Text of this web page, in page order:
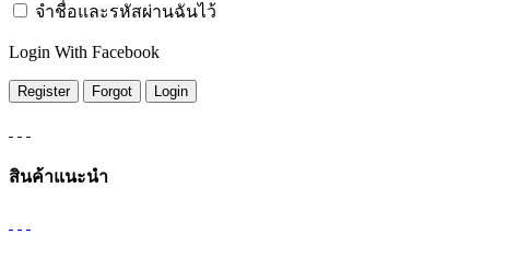
จำชื่อและรหัสผ่านฉันไว้
Login With Facebook
สินค้าแนะนำ